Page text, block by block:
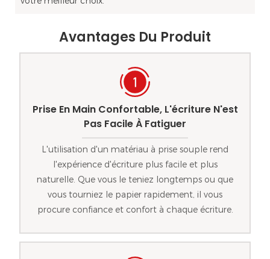
Avantages Du Produit
Prise En Main Confortable, L'écriture N'est
Pas Facile À Fatiguer
L'utilisation d'un matériau à prise souple rend
l'expérience d'écriture plus facile et plus
naturelle. Que vous le teniez longtemps ou que
vous tourniez le papier rapidement, il vous
procure confiance et confort à chaque écriture.